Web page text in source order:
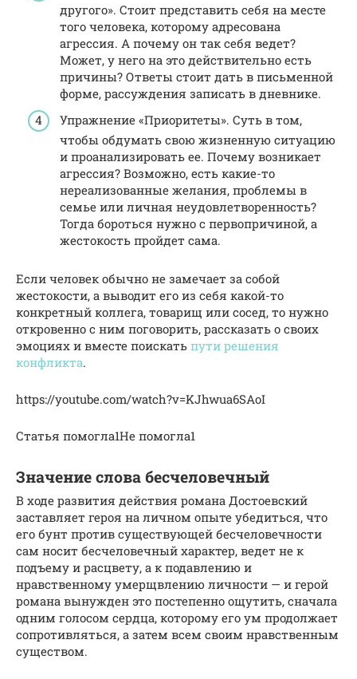
другого». Стоит представить себя на месте
того человека, которому адресована
агрессия. А почему он так себя ведет?
Может, у него на это действительно есть
причины? Ответы стоит дать в письменной
форме, рассуждения записать в дневнике.
Упражнение «Приоритеты». Суть в том,
чтобы обдумать свою жизненную ситуацию
и проанализировать ее. Почему возникает
агрессия? Возможно, есть какие-то
нереализованные желания, проблемы в
семье или личная неудовлетворенность?
Тогда бороться нужно с первопричиной, а
жестокость пройдет сама.
Если человек обычно не замечает за собой
жестокости, а выводит его из себя какой-то
конкретный коллега, товарищ или сосед, то нужно
откровенно с ним поговорить, рассказать о своих
эмоциях и вместе поискать пути решения
конфликта.
https://youtube.com/watch?v=KJhwua6SAoI
Статья помогла1Не помогла1
Значение слова бесчеловечный
В ходе развития действия романа Достоевский
заставляет героя на личном опыте убедиться, что
его бунт против существующей бесчеловечности
сам носит бесчеловечный характер, ведет не к
подъему и расцвету, а к подавлению и
нравственному умерщвлению личности — и герой
романа вынужден это постепенно ощутить, сначала
одним голосом сердца, которому его ум продолжает
сопротивляться, а затем всем своим нравственным
существом.